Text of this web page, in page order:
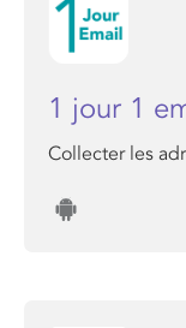
1 jour 1
Collecter les